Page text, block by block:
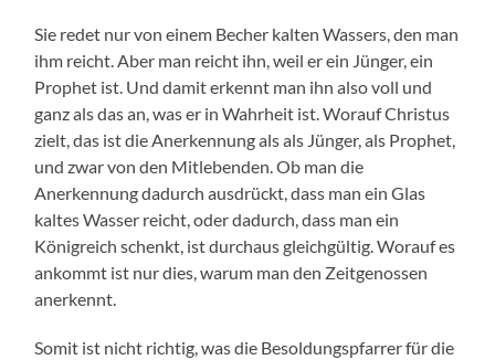
Sie redet nur von einem Becher kalten Wassers, den man
ihm reicht. Aber man reicht ihn, weil er ein Jünger, ein
Prophet ist. Und damit erkennt man ihn also voll und
ganz als das an, was er in Wahrheit ist. Worauf Christus
zielt, das ist die Anerkennung als als Jünger, als Prophet,
und zwar von den Mitlebenden. Ob man die
Anerkennung dadurch ausdrückt, dass man ein Glas
kaltes Wasser reicht, oder dadurch, dass man ein
Königreich schenkt, ist durchaus gleichgültig. Worauf es
ankommt ist nur dies, warum man den Zeitgenossen
anerkennt.
Somit ist nicht richtig, was die Besoldungspfarrer für die